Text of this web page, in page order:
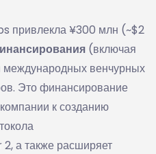
привлекла ¥300 млн (~$2
(включая
международных венчурных
Это финансирование
к созданию
а также расширяет